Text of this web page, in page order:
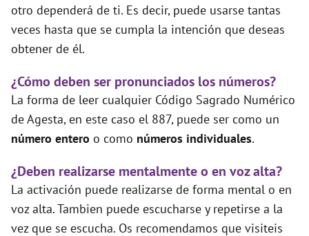
otro dependerá de ti. Es decir, puede usarse tantas
veces hasta que se cumpla la intención que deseas
obtener de él.
¿Cómo deben ser pronunciados los números?
La forma de leer cualquier Código Sagrado Numérico
de Agesta, en este caso el 887, puede ser como un
número entero o como números individuales.
¿Deben realizarse mentalmente o en voz alta?
La activación puede realizarse de forma mental o en
voz alta. Tambien puede escucharse y repetirse a la
vez que se escucha. Os recomendamos que visiteis